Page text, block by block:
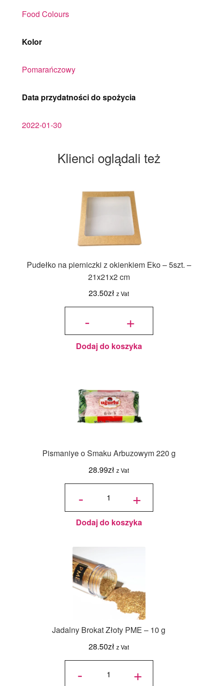
Food Colours
Kolor
Pomarańczowy
Data przydatności do spożycia
2022-01-30
Klienci oglądali też
Pudełko na pierniczki z okienkiem Eko – 5szt. –
21x21x2 cm
23.50zł z Vat
-
ilość
pierniczki
okienkiem
Eko -
5szt. -
cm
+
Dodaj do koszyka
Pismaniye o Smaku Arbuzowym 220 g
28.99zł z Vat
-
ilość
Arbuzowym
220 g +
Dodaj do koszyka
Jadalny Brokat Złoty PME – 10 g
28.50zł z Vat
-
ilość
Złoty
PME - +